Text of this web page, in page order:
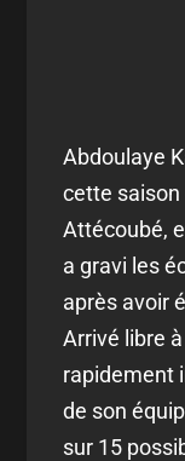
Abdoulaye
cette saison
Attécoubé,
a gravi les
après avoir
Arrivé libre
rapidement
de son
sur 15